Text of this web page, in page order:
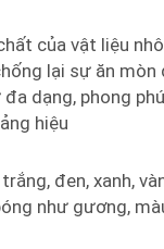
của vật liệu
lại sự ăn mòn
dạng, phong
hiệu
đen, xanh,
như gương,